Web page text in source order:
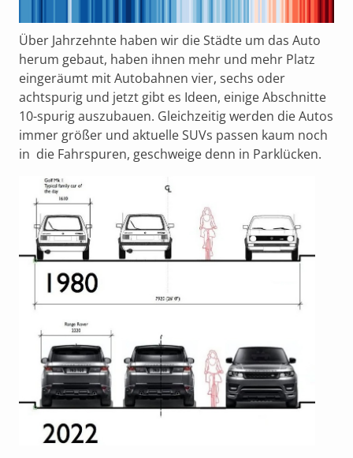
Über Jahrzehnte haben wir die Städte um das Auto
herum gebaut, haben ihnen mehr und mehr Platz
eingeräumt mit Autobahnen vier, sechs oder
achtspurig und jetzt gibt es Ideen, einige Abschnitte
10-spurig auszubauen. Gleichzeitig werden die Autos
immer größer und aktuelle SUVs passen kaum noch
in die Fahrspuren, geschweige denn in Parklücken.